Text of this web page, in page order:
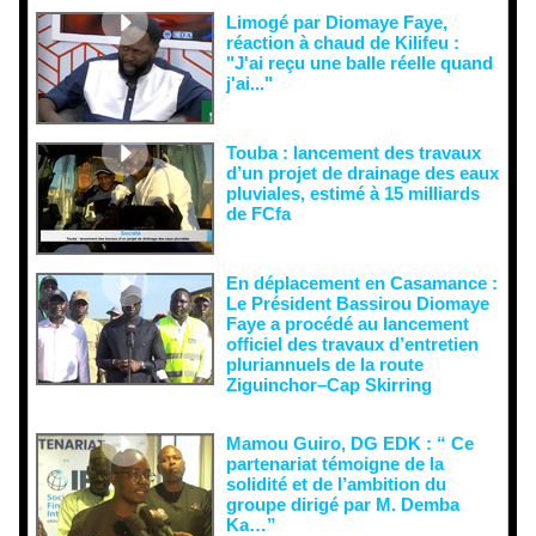
Limogé par Diomaye Faye,
réaction à chaud de Kilifeu :
"J'ai reçu une balle réelle quand
j'ai..."
Touba : lancement des travaux
d’un projet de drainage des eaux
pluviales, estimé à 15 milliards
de FCfa ‎
En déplacement en Casamance :
Le Président Bassirou Diomaye
Faye a procédé au lancement
officiel des travaux d’entretien
pluriannuels de la route
Ziguinchor–Cap Skirring
Mamou Guiro, DG EDK : “ Ce
partenariat témoigne de la
solidité et de l’ambition du
groupe dirigé par M. Demba
Ka…”